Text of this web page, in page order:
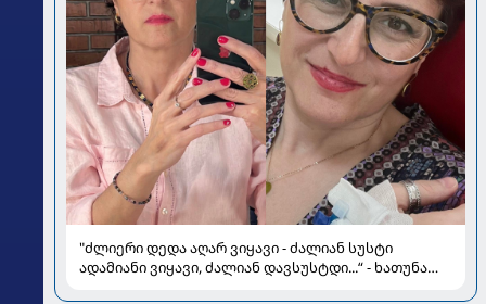
"ძლიერი დედა აღარ ვიყავი - ძალიან სუსტი
ადამიანი ვიყავი, ძალიან დავსუსტდი...“ - ხათუნა